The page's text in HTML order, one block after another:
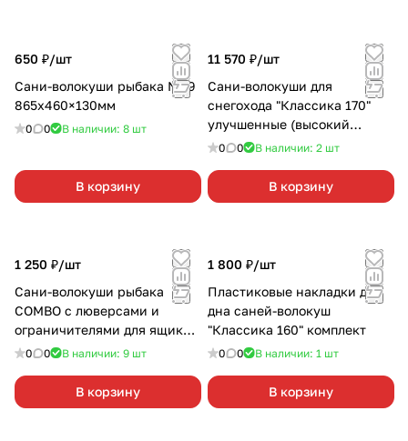
650 ₽/шт
Сани-волокуши рыбака №79
865x460×130мм
0 0 В наличии: 8 шт
В корзину
11 570 ₽/шт
Сани-волокуши для
снегохода "Классика 170"
улучшенные (высокий
отбойник, с накладками)
0 0 В наличии: 2 шт
В корзину
1 250 ₽/шт
Сани-волокуши рыбака
COMBO с люверсами и
ограничителями для ящика
830х450х220
0 0 В наличии: 9 шт
В корзину
1 800 ₽/шт
Пластиковые накладки для
дна саней-волокуш
"Классика 160" комплект
0 0 В наличии: 1 шт
В корзину